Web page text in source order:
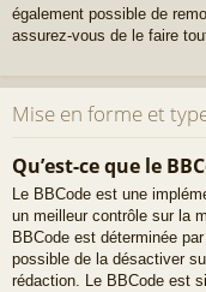
également possible de
assurez-vous de le faire
Mise en forme et
Qu’est-ce que le
Le BBCode est une
un meilleur contrôle sur la
BBCode est déterminée
possible de la désactiver
rédaction. Le BBCode est